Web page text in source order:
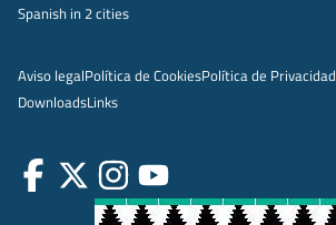
Spanish in 2 cities
Aviso legalPolítica de CookiesPolítica de Privacidad
DownloadsLinks